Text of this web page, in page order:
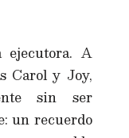
ejecutora. A
Carol y Joy,
sin ser
un recuerdo